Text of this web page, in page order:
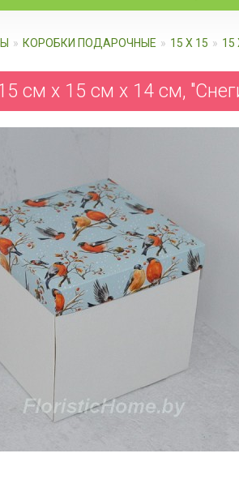
КОРОБКИ ПОДАРОЧНЫЕ 15 Х 15 15
см х 15 см х 14 см,